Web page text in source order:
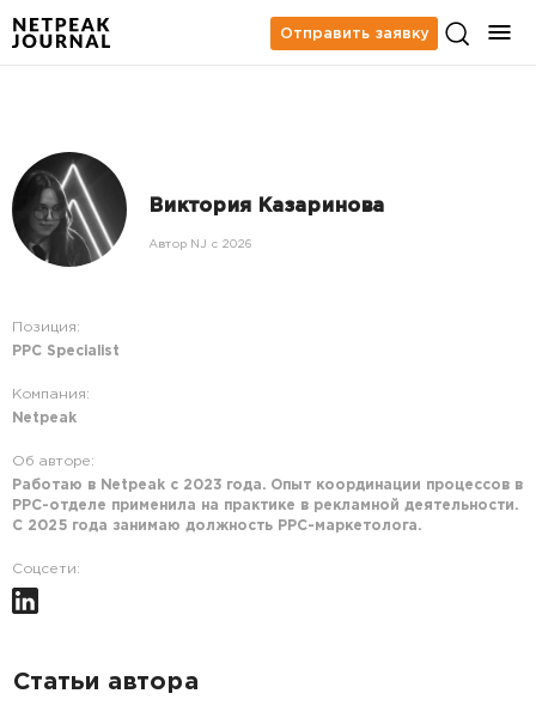
Отправить заявку
Виктория Казаринова
Автор NJ c 2026
Позиция:
PPC Specialist
Компания:
Netpeak
Об авторе:
Работаю в Netpeak с 2023 года. Опыт координации процессов в
PPC-отделе применила на практике в рекламной деятельности.
С 2025 года занимаю должность PPC-маркетолога.
Соцсети:
Статьи автора